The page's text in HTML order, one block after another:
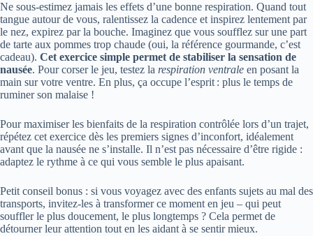
Ne sous-estimez jamais les effets d’une bonne respiration. Quand tout
tangue autour de vous, ralentissez la cadence et inspirez lentement par
le nez, expirez par la bouche. Imaginez que vous soufflez sur une part
de tarte aux pommes trop chaude (oui, la référence gourmande, c’est
cadeau). Cet exercice simple permet de stabiliser la sensation de
nausée. Pour corser le jeu, testez la respiration ventrale en posant la
main sur votre ventre. En plus, ça occupe l’esprit : plus le temps de
ruminer son malaise !
Pour maximiser les bienfaits de la respiration contrôlée lors d’un trajet,
répétez cet exercice dès les premiers signes d’inconfort, idéalement
avant que la nausée ne s’installe. Il n’est pas nécessaire d’être rigide :
adaptez le rythme à ce qui vous semble le plus apaisant.
Petit conseil bonus : si vous voyagez avec des enfants sujets au mal des
transports, invitez-les à transformer ce moment en jeu – qui peut
souffler le plus doucement, le plus longtemps ? Cela permet de
détourner leur attention tout en les aidant à se sentir mieux.